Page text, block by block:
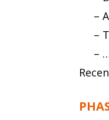
–
–
–